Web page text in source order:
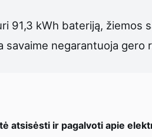
91,3 kWh bateriją,
negarantuoja gero
atsisėsti ir pagalvoti apie